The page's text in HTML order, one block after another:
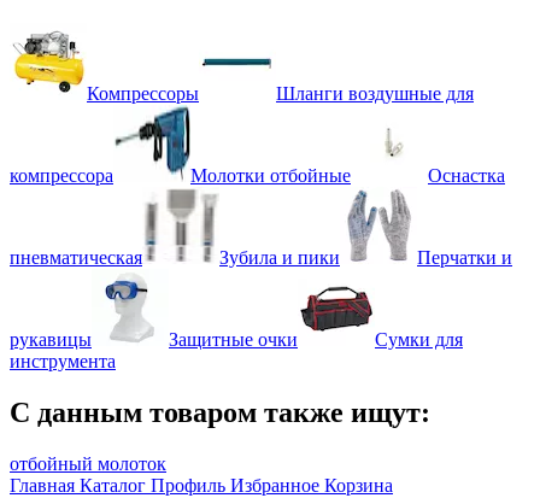
Компрессоры Шланги воздушные для
компрессора Молотки отбойные Оснастка
пневматическая Зубила и пики Перчатки и
рукавицы Защитные очки
Сумки для
инструмента
С данным товаром также ищут:
отбойный молоток
Главная Каталог Профиль Избранное Корзина